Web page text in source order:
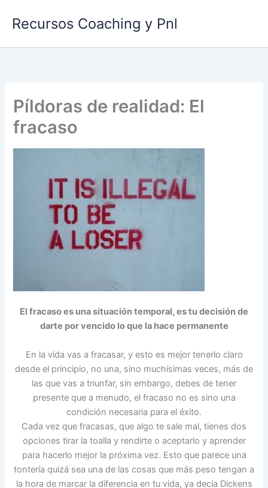
Recursos Coaching y Pnl
Píldoras de realidad: El
fracaso
El fracaso es una situación temporal, es tu decisión de
darte por vencido lo que la hace permanente
En la vida vas a fracasar, y esto es mejor tenerlo claro
desde el principio, no una, sino muchísimas veces, más de
las que vas a triunfar, sin embargo, debes de tener
presente que a menudo, el fracaso no es sino una
condición necesaria para el éxito.
Cada vez que fracasas, que algo te sale mal, tienes dos
opciones tirar la toalla y rendirte o aceptarlo y aprender
para hacerlo mejor la próxima vez. Esto que parece una
tontería quizá sea una de las cosas que más peso tengan a
la hora de marcar la diferencia en tu vida, ya decía Dickens